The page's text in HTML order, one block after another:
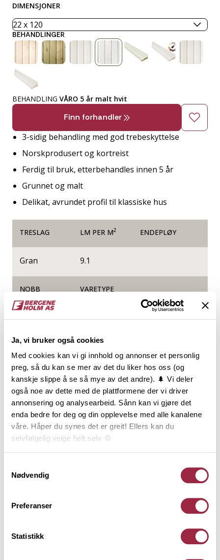
Ja, vi bruker også cookies
Med cookies kan vi gi innhold og annonser et personlig
preg, så du kan se mer av det du liker hos oss (og
kanskje slippe å se så mye av det andre). 🌲 Vi deler
også noe av dette med de plattformene der vi driver
annonsering og analysearbeid. Sånn kan vi gjøre det
enda bedre for deg og din opplevelse med alle kanalene
våre. Håper du synes det er greit! Ellers kan du
selvfølgelig velge helt selv 🍪
Nødvendig
Preferanser
Statistikk
DIMENSJONER
BEHANDLINGER
BEHANDLING VÅRO 5 år malt hvit
Finn forhandler
3-sidig behandling med god trebeskyttelse
Norskprodusert og kortreist
Ferdig til bruk, etterbehandles innen 5 år
Grunnet og malt
Delikat, avrundet profil til klassiske hus
TRESLAG LM PER M2 ENDEPLØY
Gran 9.1
NOBB VARETYPE
51534942
Produktinformasjon
Utvendig Rustikk, også kalt Rustikk med rund kant,
gjør seg godt på både store og små hus. Med sine
runde former og smale bord får fasaden et
behagelig og forfinet uttrykk. Utvendig Rustikk er
vanligvis brukt langs kysten på Sør- og Østlandet.
Utvendig Rustikk monteres stående og har not og
fjær. Leveres i 19x120 og 22x120 mm med ru